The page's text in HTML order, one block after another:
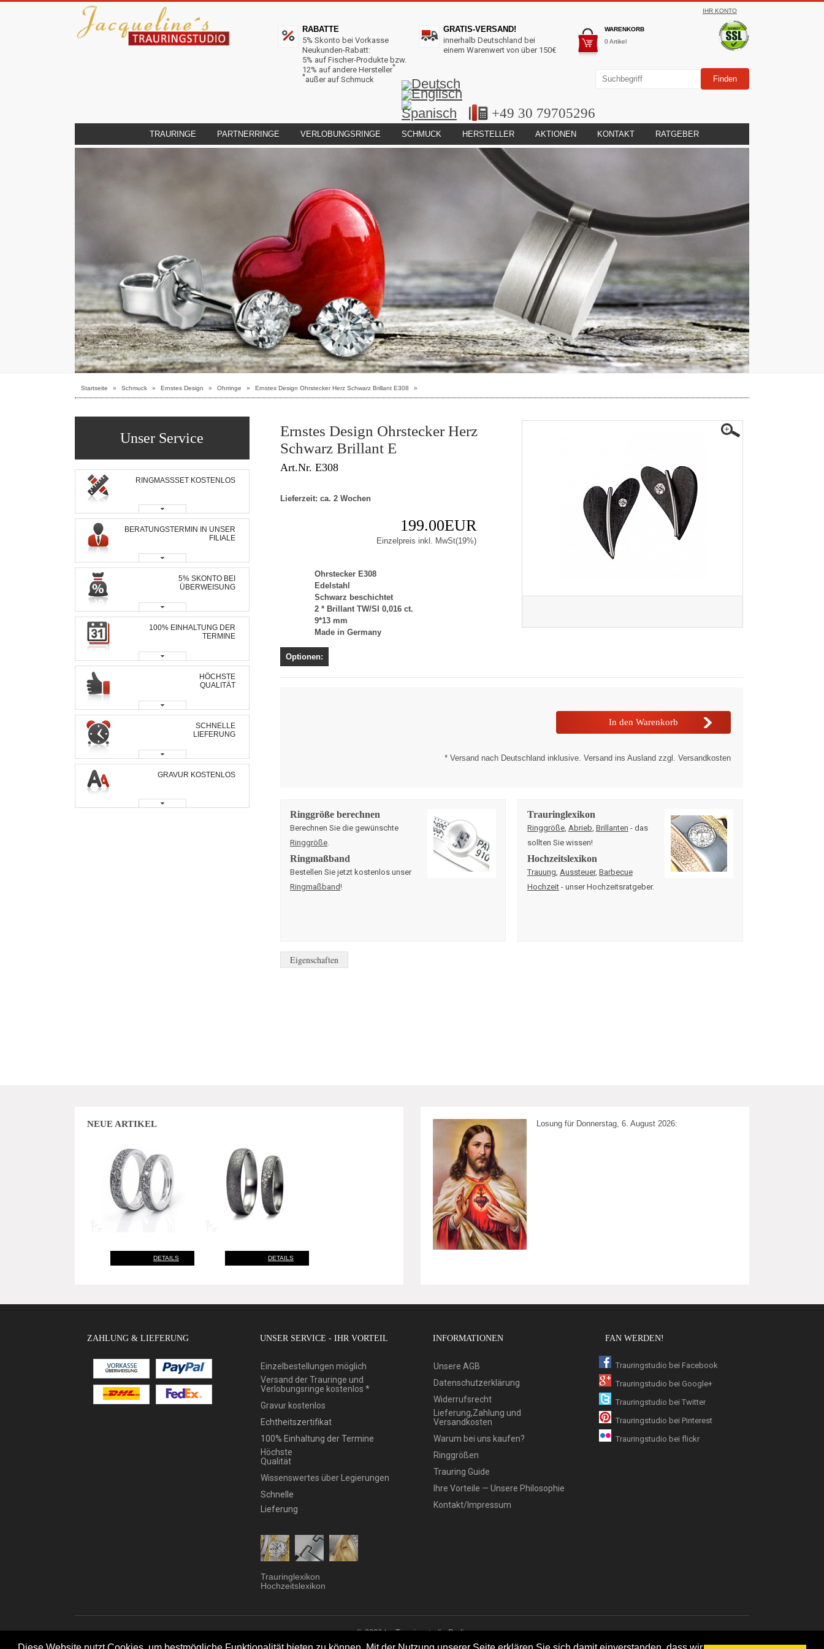
IHR KONTO
WARENKORB
0 Artikel
RABATTE
5% Skonto bei Vorkasse
Neukunden-Rabatt:
5% auf Fischer-Produkte bzw.
12% auf andere Hersteller*
*außer auf Schmuck
GRATIS-VERSAND!
innerhalb Deutschland bei
einem Warenwert von über 150€
+49 30 79705296
TRAURINGE PARTNERRINGE VERLOBUNGSRINGE SCHMUCK HERSTELLER AKTIONEN KONTAKT RATGEBER
Startseite » Schmuck » Ernstes Design » Ohrringe » Ernstes Design Ohrstecker Herz Schwarz Brillant E308 »
Ernstes Design Ohrstecker Herz
Schwarz Brillant E
Art.Nr. E308
Lieferzeit: ca. 2 Wochen
199.00EUR
Einzelpreis inkl. MwSt(19%)
Ohrstecker E308
Edelstahl
Schwarz beschichtet
2 * Brillant TW/SI 0,016 ct.
9*13 mm
Made in Germany
Optionen:
* Versand nach Deutschland inklusive. Versand ins Ausland zzgl. Versandkosten
Ringgröße berechnen
Berechnen Sie die gewünschte
Ringgröße
Ringmaßband
Bestellen Sie jetzt kostenlos unser
Ringmaßband!
Trauringlexikon
Ringgröße, Abrieb Brillanten - das
sollten Sie wissen!
Hochzeitslexikon
Trauung Aussteuer, Barbecue
Hochzeit- unser Hochzeitsratgeber.
Eigenschaften
Unser Service
RINGMASSSET KOSTENLOS
BERATUNGSTERMIN IN UNSER
FILIALE
5% SKONTO BEI
ÜBERWEISUNG
100% EINHALTUNG DER
TERMINE
HÖCHSTE
QUALITÄT
SCHNELLE
LIEFERUNG
GRAVUR KOSTENLOS
NEUE ARTIKEL
DETAILS DETAILS
Losung für Donnerstag, 6. August 2026:
ZAHLUNG & LIEFERUNG UNSER SERVICE - IHR VORTEIL
Einzelbestellungen möglich
Versand der Trauringe und
Verlobungsringe kostenlos *
Gravur kostenlos
Echtheitszertifikat
100% Einhaltung der Termine
Höchste
Qualität
Wissenswertes über Legierungen
Schnelle
Lieferung
Trauringlexikon
Hochzeitslexikon
INFORMATIONEN
Unsere AGB
Datenschutzerklärung
Widerrufsrecht
Lieferung,Zahlung und
Versandkosten
Warum bei uns kaufen?
Ringgrößen
Trauring Guide
Ihre Vorteile — Unsere Philosophie
Kontakt/Impressum
FAN WERDEN!
Trauringstudio bei Facebook
Trauringstudio bei Google+
Trauringstudio bei Twitter
Trauringstudio bei Pinterest
Trauringstudio bei flickr
© 2026 by Trauringstudio Berlin
Trauringstudio
Trauringe Hersteller Kontakt/Impressum Aktionen | News Sitemap